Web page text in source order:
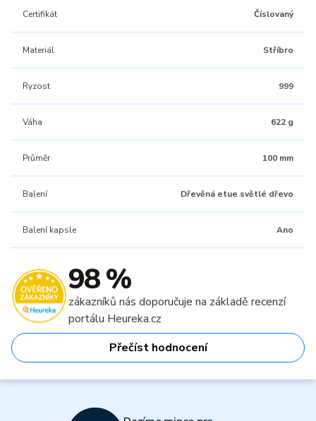
Certifikát Číslovaný
Materiál Stříbro
Ryzost 999
Váha 622 g
Průměr 100 mm
Balení Dřevěná etue světlé dřevo
Balení kapsle Ano
98 %
zákazníků nás doporučuje na základě recenzí
portálu Heureka.cz
Přečíst hodnocení